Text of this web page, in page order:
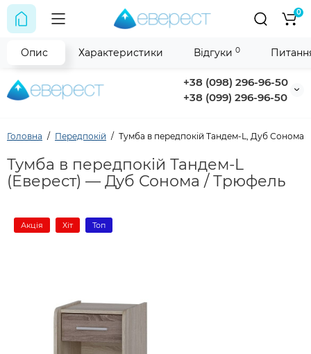
+38 (098) 296-96-50
+38 (099) 296-96-50
0
Головна Передпокій Тумба в передпокій Тандем-L, Дуб Сонома,
Тумба в передпокій Тандем-L
(Еверест) — Дуб Сонома / Трюфель
Акція Хіт Топ
Опис Характеристики Відгуки 0